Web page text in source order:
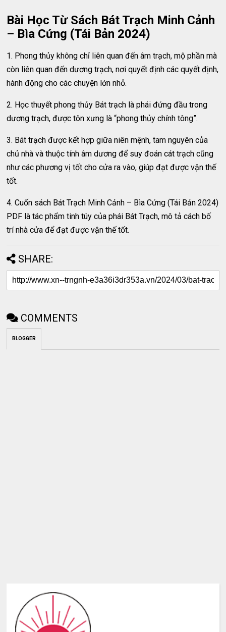
Bài Học Từ Sách Bát Trạch Minh Cảnh
– Bìa Cứng (Tái Bản 2024)
1. Phong thủy không chỉ liên quan đến âm trạch, mộ phần mà
còn liên quan đến dương trạch, nơi quyết định các quyết định,
hành động cho các chuyện lớn nhỏ.
2. Học thuyết phong thủy Bát trạch là phái đứng đầu trong
dương trạch, được tôn xưng là “phong thủy chính tông”.
3. Bát trạch được kết hợp giữa niên mệnh, tam nguyên của
chủ nhà và thuộc tính âm dương để suy đoán cát trạch cũng
như các phương vị tốt cho cửa ra vào, giúp đạt được vận thế
tốt.
4. Cuốn sách Bát Trạch Minh Cảnh – Bìa Cứng (Tái Bản 2024)
PDF là tác phẩm tinh túy của phái Bát Trạch, mô tả cách bố
trí nhà cửa để đạt được vận thế tốt.
SHARE:
COMMENTS
BLOGGER